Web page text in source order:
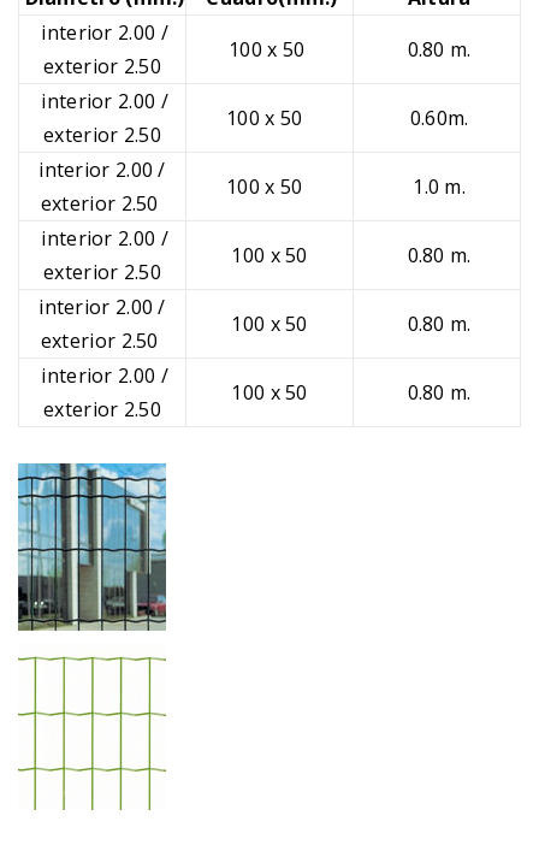
interior 2.00 /
exterior 2.50
100 x 50
0.80 m.
interior 2.00 /
exterior 2.50
100 x 50
0.60m.
interior 2.00 /
exterior 2.50
100 x 50
1.0 m.
interior 2.00 /
exterior 2.50
100 x 50
0.80 m.
interior 2.00 /
exterior 2.50
100 x 50
0.80 m.
interior 2.00 /
exterior 2.50
100 x 50 0.80 m.